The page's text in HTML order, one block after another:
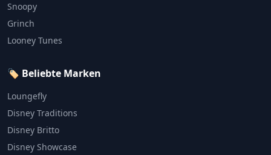
Snoopy
Grinch
Looney Tunes
🏷️ Beliebte Marken
Loungefly
Disney Traditions
Disney Britto
Disney Showcase